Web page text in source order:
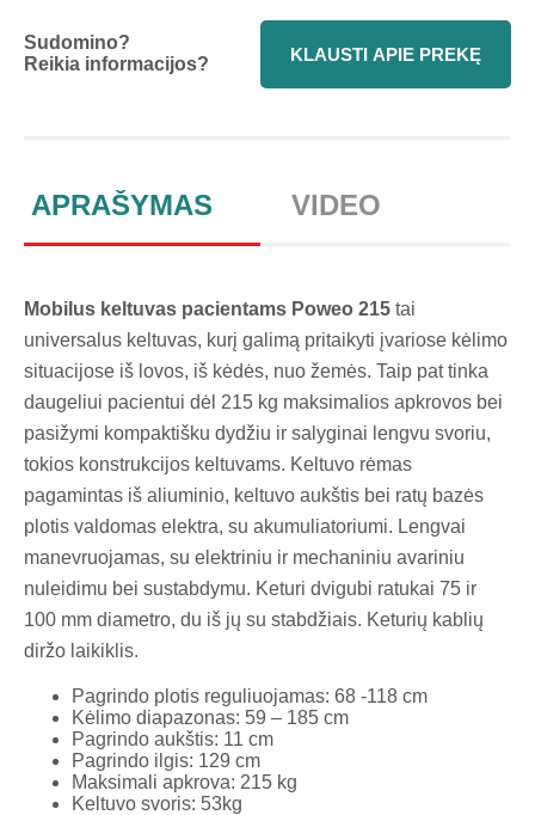
Sudomino?
Reikia informacijos?
KLAUSTI APIE PREKĘ
APRAŠYMAS VIDEO
Mobilus keltuvas pacientams Poweo 215 tai
universalus keltuvas, kurį galimą pritaikyti įvariose kėlimo
situacijose iš lovos, iš kėdės, nuo žemės. Taip pat tinka
daugeliui pacientui dėl 215 kg maksimalios apkrovos bei
pasižymi kompaktišku dydžiu ir salyginai lengvu svoriu,
tokios konstrukcijos keltuvams. Keltuvo rėmas
pagamintas iš aliuminio, keltuvo aukštis bei ratų bazės
plotis valdomas elektra, su akumuliatoriumi. Lengvai
manevruojamas, su elektriniu ir mechaniniu avariniu
nuleidimu bei sustabdymu. Keturi dvigubi ratukai 75 ir
100 mm diametro, du iš jų su stabdžiais. Keturių kablių
diržo laikiklis.
Pagrindo plotis reguliuojamas: 68 -118 cm
Kėlimo diapazonas: 59 – 185 cm
Pagrindo aukštis: 11 cm
Pagrindo ilgis: 129 cm
Maksimali apkrova: 215 kg
Keltuvo svoris: 53kg